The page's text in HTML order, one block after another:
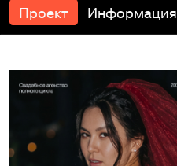
Проект Информация